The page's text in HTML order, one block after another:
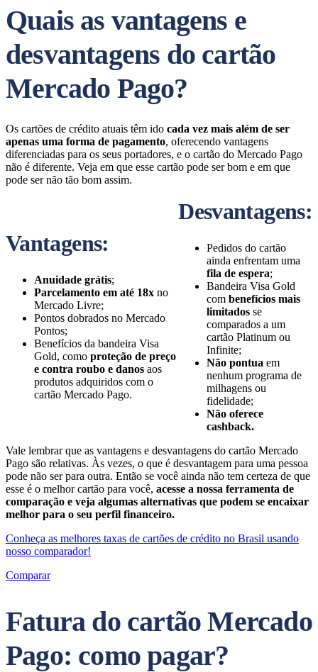
Quais as vantagens e
desvantagens do cartão
Mercado Pago?
Os cartões de crédito atuais têm ido cada vez mais além de ser
apenas uma forma de pagamento, oferecendo vantagens
diferenciadas para os seus portadores, e o cartão do Mercado Pago
não é diferente. Veja em que esse cartão pode ser bom e em que
pode ser não tão bom assim.
Vantagens:
Anuidade grátis;
Parcelamento em até 18x no
Mercado Livre;
Pontos dobrados no Mercado
Pontos;
Benefícios da bandeira Visa
Gold, como proteção de preço
e contra roubo e danos aos
produtos adquiridos com o
cartão Mercado Pago.
Desvantagens:
Pedidos do cartão
ainda enfrentam uma
fila de espera;
Bandeira Visa Gold
combenefícios mais
limitados se
comparados a um
cartão Platinum ou
Infinite;
Não pontua em
nenhum programa de
milhagens ou
fidelidade;
Não oferece
cashback.
Vale lembrar que as vantagens e desvantagens do cartão Mercado
Pago são relativas. Às vezes, o que é desvantagem para uma pessoa
pode não ser para outra. Então se você ainda não tem certeza de que
esse é o melhor cartão para você, acesse a nossa ferramenta de
comparação e veja algumas alternativas que podem se encaixar
melhor para o seu perfil financeiro.
Conheça as melhores taxas de cartões de crédito no Brasil usando
nosso comparador!
Comparar
Fatura do cartão Mercado
Pago: como pagar?